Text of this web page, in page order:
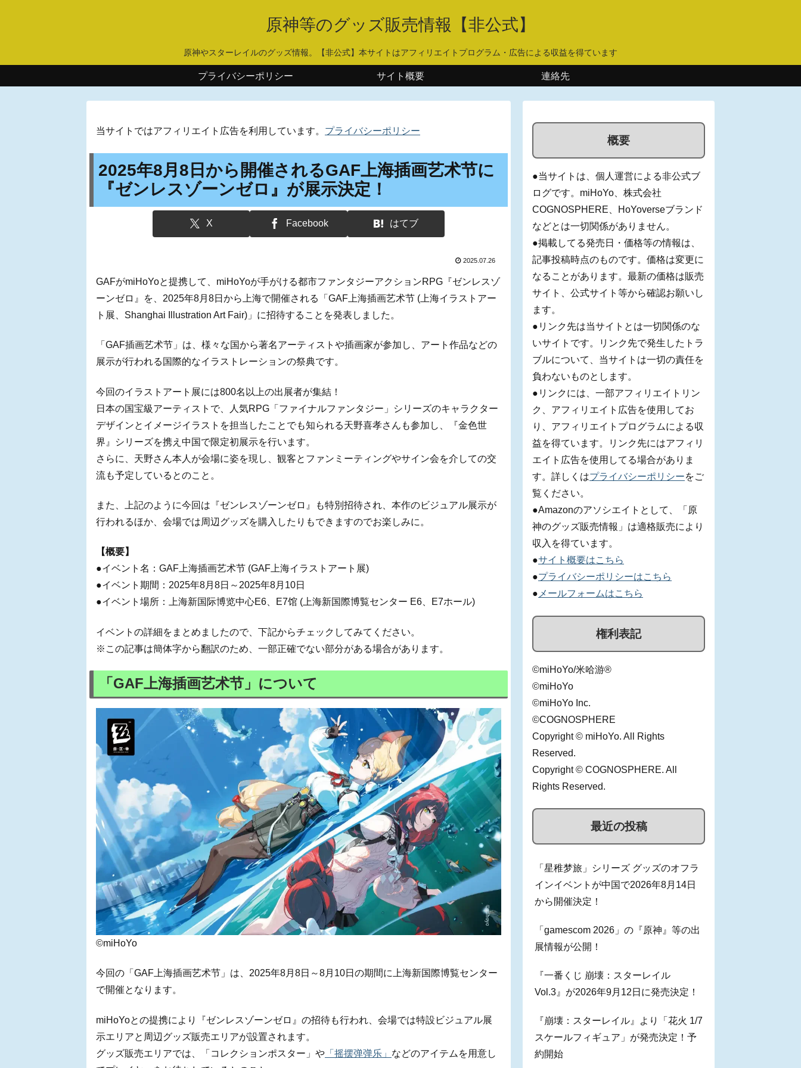
原神等のグッズ販売情報【非公式】
原神やスターレイルのグッズ情報。【非公式】本サイトはアフィリエイトプログラム・広告による収益を得ています
プライバシーポリシー サイト概要 連絡先
当サイトではアフィリエイト広告を利用しています。 プライバシーポリシー
2025年8月8日から開催されるGAF上海插画艺术节に
『ゼンレスゾーンゼロ』が展示決定！
X Facebook はてブ
2025.07.26
GAFがmiHoYoと提携して、miHoYoが手がける都市ファンタジーアクションRPG『ゼンレスゾ
ーンゼロ』を、2025年8月8日から上海で開催される「GAF上海插画艺术节 (上海イラストアー
ト展、Shanghai Illustration Art Fair)」に招待することを発表しました。
「GAF插画艺术节」は、様々な国から著名アーティストや插画家が参加し、アート作品などの
展示が行われる国際的なイラストレーションの祭典です。
今回のイラストアート展には800名以上の出展者が集結！
日本の国宝級アーティストで、人気RPG「ファイナルファンタジー」シリーズのキャラクター
デザインとイメージイラストを担当したことでも知られる天野喜孝さんも参加し、『金色世
界』シリーズを携え中国で限定初展示を行います。
さらに、天野さん本人が会場に姿を現し、観客とファンミーティングやサイン会を介しての交
流も予定しているとのこと。
また、上記のように今回は『ゼンレスゾーンゼロ』も特別招待され、本作のビジュアル展示が
行われるほか、会場では周辺グッズを購入したりもできますのでお楽しみに。
【概要】
●イベント名：GAF上海插画艺术节 (GAF上海イラストアート展)
●イベント期間：2025年8月8日～2025年8月10日
●イベント場所：上海新国际博览中心E6、E7馆 (上海新国際博覧センター E6、E7ホール)
イベントの詳細をまとめましたので、下記からチェックしてみてください。
※この記事は簡体字から翻訳のため、一部正確でない部分がある場合があります。
「GAF上海插画艺术节」について
©miHoYo
今回の「GAF上海插画艺术节」は、2025年8月8日～8月10日の期間に上海新国際博覧センター
で開催となります。
miHoYoとの提携により『ゼンレスゾーンゼロ』の招待も行われ、会場では特設ビジュアル展
示エリアと周辺グッズ販売エリアが設置されます。
グッズ販売エリアでは、「コレクションポスター」や 「摇摆弹弹乐」 などのアイテムを用意し
概要
●当サイトは、個人運営による非公式ブ
ログです。miHoYo、株式会社
COGNOSPHERE、HoYoverseブランド
などとは一切関係がありません。
●掲載してる発売日・価格等の情報は、
記事投稿時点のものです。価格は変更に
なることがあります。最新の価格は販売
サイト、公式サイト等から確認お願いし
ます。
●リンク先は当サイトとは一切関係のな
いサイトです。リンク先で発生したトラ
ブルについて、当サイトは一切の責任を
負わないものとします。
●リンクには、一部アフィリエイトリン
ク、アフィリエイト広告を使用してお
り、アフィリエイトプログラムによる収
益を得ています。リンク先にはアフィリ
エイト広告を使用してる場合がありま
す。詳しくはプライバシーポリシーをご
覧ください。
●Amazonのアソシエイトとして、「原
神のグッズ販売情報」は適格販売により
収入を得ています。
●サイト概要はこちら
●プライバシーポリシーはこちら
● メールフォームはこちら
権利表記
©miHoYo/米哈游®
©miHoYo
©miHoYo Inc.
©COGNOSPHERE
Copyright © miHoYo. All Rights
Reserved.
Copyright © COGNOSPHERE. All
Rights Reserved.
最近の投稿
「星稚梦旅」シリーズ グッズのオフラ
インイベントが中国で2026年8月14日
から開催決定！
「gamescom 2026」の『原神』等の出
展情報が公開！
『一番くじ 崩壊：スターレイル
Vol.3』が2026年9月12日に発売決定！
『崩壊：スターレイル』より「花火 1/7
スケールフィギュア」が発売決定！予
約開始